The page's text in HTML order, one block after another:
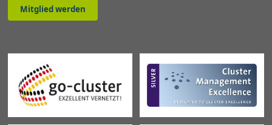
Mitglied werden